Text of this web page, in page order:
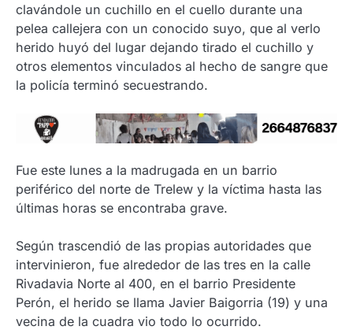
clavándole un cuchillo en el cuello durante una
pelea callejera con un conocido suyo, que al verlo
herido huyó del lugar dejando tirado el cuchillo y
otros elementos vinculados al hecho de sangre que
la policía terminó secuestrando.
Fue este lunes a la madrugada en un barrio
periférico del norte de Trelew y la víctima hasta las
últimas horas se encontraba grave.
Según trascendió de las propias autoridades que
intervinieron, fue alrededor de las tres en la calle
Rivadavia Norte al 400, en el barrio Presidente
Perón, el herido se llama Javier Baigorria (19) y una
vecina de la cuadra vio todo lo ocurrido.